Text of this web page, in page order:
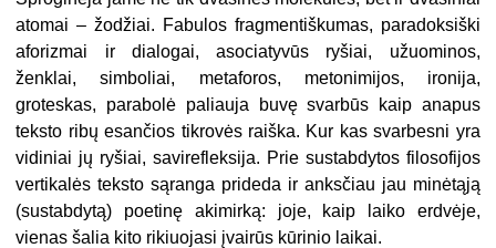
atomai – žodžiai. Fabulos fragmentiškumas, paradoksiški
aforizmai ir dialogai, asociatyvūs ryšiai, užuominos,
ženklai, simboliai, metaforos, metonimijos, ironija,
groteskas, parabolė paliauja buvę svarbūs kaip anapus
teksto ribų esančios tikrovės raiška. Kur kas svarbesni yra
vidiniai jų ryšiai, savirefleksija. Prie sustabdytos filosofijos
vertikalės teksto sąranga pride­da ir anksčiau jau minėtąją
(sustabdytą) poetinę akimirką: joje, kaip laiko erdvėje,
vienas šalia kito rikiuojasi įvairūs kūrinio laikai.